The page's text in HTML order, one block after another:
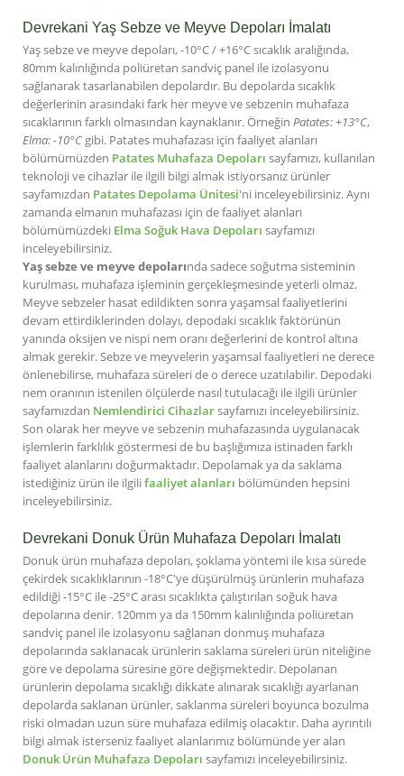
Devrekani Yaş Sebze ve Meyve Depoları İmalatı
Yaş sebze ve meyve depoları, -10°C / +16°C sıcaklık aralığında,
80mm kalınlığında poliüretan sandviç panel ile izolasyonu
sağlanarak tasarlanabilen depolardır. Bu depolarda sıcaklık
değerlerinin arasındaki fark her meyve ve sebzenin muhafaza
sıcaklarının farklı olmasından kaynaklanır. Örneğin Patates: +13°C,
Elma: -10°C gibi. Patates muhafazası için faaliyet alanları
bölümümüzden Patates Muhafaza Depoları sayfamızı, kullanılan
teknoloji ve cihazlar ile ilgili bilgi almak istiyorsanız ürünler
sayfamızdan Patates Depolama Ünitesi'ni inceleyebilirsiniz. Aynı
zamanda elmanın muhafazası için de faaliyet alanları
bölümümüzdeki Elma Soğuk Hava Depoları sayfamızı
inceleyebilirsiniz.
Yaş sebze ve meyve depolarında sadece soğutma sisteminin
kurulması, muhafaza işleminin gerçekleşmesinde yeterli olmaz.
Meyve sebzeler hasat edildikten sonra yaşamsal faaliyetlerini
devam ettirdiklerinden dolayı, depodaki sıcaklık faktörünün
yanında oksijen ve nispi nem oranı değerlerini de kontrol altına
almak gerekir. Sebze ve meyvelerin yaşamsal faaliyetleri ne derece
önlenebilirse, muhafaza süreleri de o derece uzatılabilir. Depodaki
nem oranının istenilen ölçülerde nasıl tutulacağı ile ilgili ürünler
sayfamızdan Nemlendirici Cihazlarsayfamızı inceleyebilirsiniz.
Son olarak her meyve ve sebzenin muhafazasında uygulanacak
işlemlerin farklılık göstermesi de bu başlığımıza istinaden farklı
faaliyet alanlarını doğurmaktadır. Depolamak ya da saklama
istediğiniz ürün ile ilgilifaaliyet alanları bölümünden hepsini
inceleyebilirsiniz.
Devrekani Donuk Ürün Muhafaza Depoları İmalatı
Donuk ürün muhafaza depoları, şoklama yöntemi ile kısa sürede
çekirdek sıcaklıklarının -18°C'ye düşürülmüş ürünlerin muhafaza
edildiği -15°C ile -25°C arası sıcaklıkta çalıştırılan soğuk hava
depolarına denir. 120mm ya da 150mm kalınlığında poliüretan
sandviç panel ile izolasyonu sağlanan donmuş muhafaza
depolarında saklanacak ürünlerin saklama süreleri ürün niteliğine
göre ve depolama süresine göre değişmektedir. Depolanan
ürünlerin depolama sıcaklığı dikkate alınarak sıcaklığı ayarlanan
depolarda saklanan ürünler, saklanma süreleri boyunca bozulma
riski olmadan uzun süre muhafaza edilmiş olacaktır. Daha ayrıntılı
bilgi almak isterseniz faaliyet alanlarımız bölümünde yer alan
Donuk Ürün Muhafaza Depoları sayfamızı inceleyebilirsiniz.